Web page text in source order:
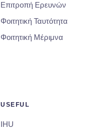
Επιτροπή Ερευνών
Φοιτητική Ταυτότητα
Φοιτητική Μέριμνα
USEFUL
IHU